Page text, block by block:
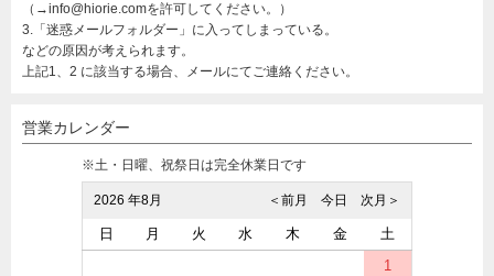
（→info@hiorie.comを許可してください。）
3.「迷惑メールフォルダー」に入ってしまっている。
などの原因が考えられます。
上記1、2 に該当する場合、メールにてご連絡ください。
営業カレンダー
※土・日曜、祝祭日は完全休業日です
2026 年8月 次月＞
今日
＜前月
日 月 火 水 木 金
土
1